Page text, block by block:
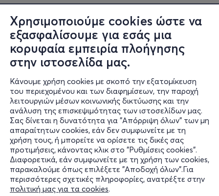
Χρησιμοποιούμε cookies ώστε να
εξασφαλίσουμε για εσάς μια
κορυφαία εμπειρία πλοήγησης
στην ιστοσελίδα μας.
Κάνουμε χρήση cookies με σκοπό την εξατομίκευση
του περιεχομένου και των διαφημίσεων, την παροχή
λειτουργιών μέσων κοινωνικής δικτύωσης και την
ανάλυση της επισκεψιμότητας των ιστοσελίδων μας.
Σας δίνεται η δυνατότητα για "Απόρριψη όλων" των μη
απαραίτητων cookies, εάν δεν συμφωνείτε με τη
χρήση τους, ή μπορείτε να ορίσετε τις δικές σας
προτιμήσεις, κάνοντας κλικ στο "Ρυθμίσεις cookies".
Διαφορετικά, εάν συμφωνείτε με τη χρήση των cookies,
παρακαλούμε όπως επιλέξετε "Αποδοχή όλων".Για
περισσότερες σχετικές πληροφορίες, ανατρέξτε στην
πολιτική μας για τα cookies.
Πληροφορίες
Υποστήριξη
Stay Connected